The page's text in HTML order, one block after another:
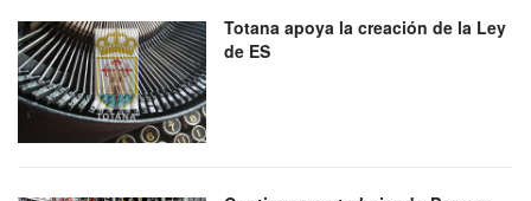
Totana apoya la creación de la Ley
de ES